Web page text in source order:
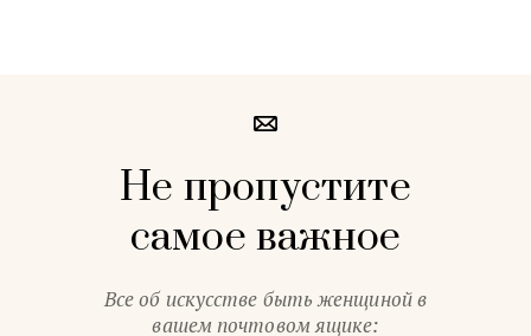
Не пропустите
самое важное
Все об искусстве быть женщиной в
вашем почтовом ящике: